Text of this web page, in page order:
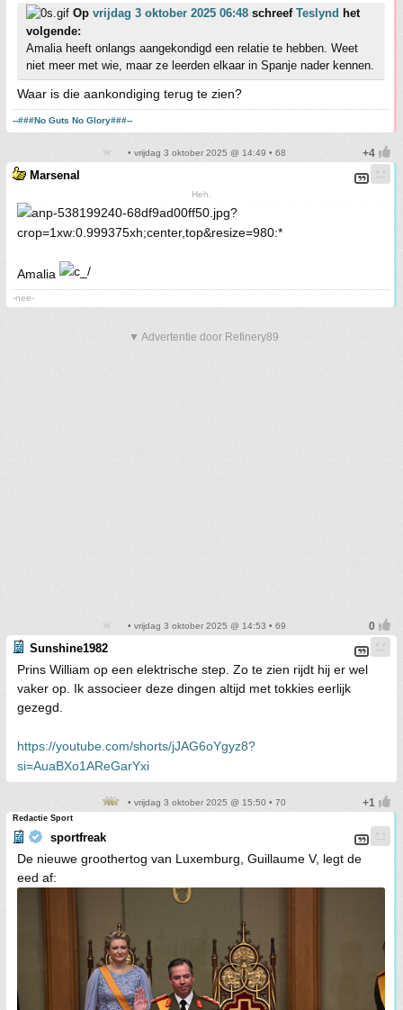
Op vrijdag 3 oktober 2025 06:48 schreef Teslynd het
volgende:
Amalia heeft onlangs aangekondigd een relatie te hebben. Weet
niet meer met wie, maar ze leerden elkaar in Spanje nader kennen.
Waar is die aankondiging terug te zien?
--###No Guts No Glory###--
• vrijdag 3 oktober 2025 @ 14:49 • 68
Marsenal
Heh.
Amalia
-nee-
▼ Advertentie door Refinery89
• vrijdag 3 oktober 2025 @ 14:53 • 69
Sunshine1982
Prins William op een elektrische step. Zo te zien rijdt hij er wel
vaker op. Ik associeer deze dingen altijd met tokkies eerlijk
gezegd.
https://youtube.com/shorts/jJAG6oYgyz8?
si=AuaBXo1AReGarYxi
• vrijdag 3 oktober 2025 @ 15:50 • 70
Redactie Sport
sportfreak
De nieuwe groothertog van Luxemburg, Guillaume V, legt de
eed af: